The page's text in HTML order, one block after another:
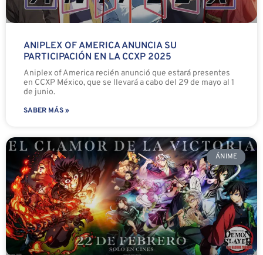
ANIPLEX OF AMERICA ANUNCIA SU
PARTICIPACIÓN EN LA CCXP 2025
Aniplex of America recién anunció que estará presentes
en CCXP México, que se llevará a cabo del 29 de mayo al 1
de junio.
SABER MÁS »
ÁNIME